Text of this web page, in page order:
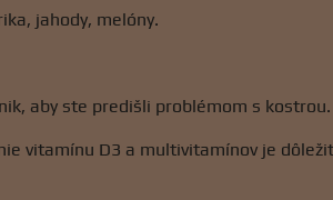
jahody, melóny.
aby ste predišli problémom s
vitamínu D3 a multivitamínov je